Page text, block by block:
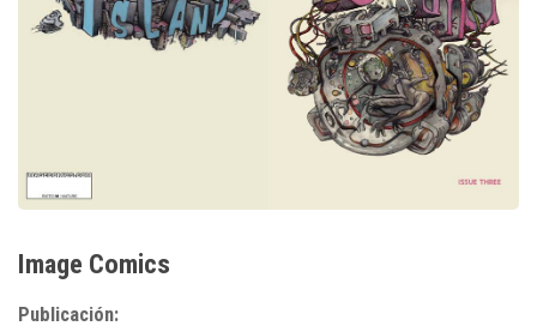
Image Comics
Publicación: